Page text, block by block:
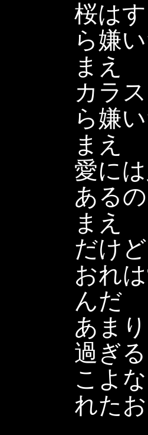
桜は
ら嫌
まえ
カラ
ら嫌
まえ
愛に
ある
まえ
だけど
おれ
んだ
あま
過ぎ
こよ
れた